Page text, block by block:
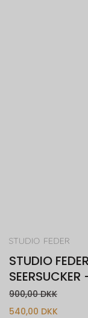
STUDIO
900,00 DKK
540,00 DKK